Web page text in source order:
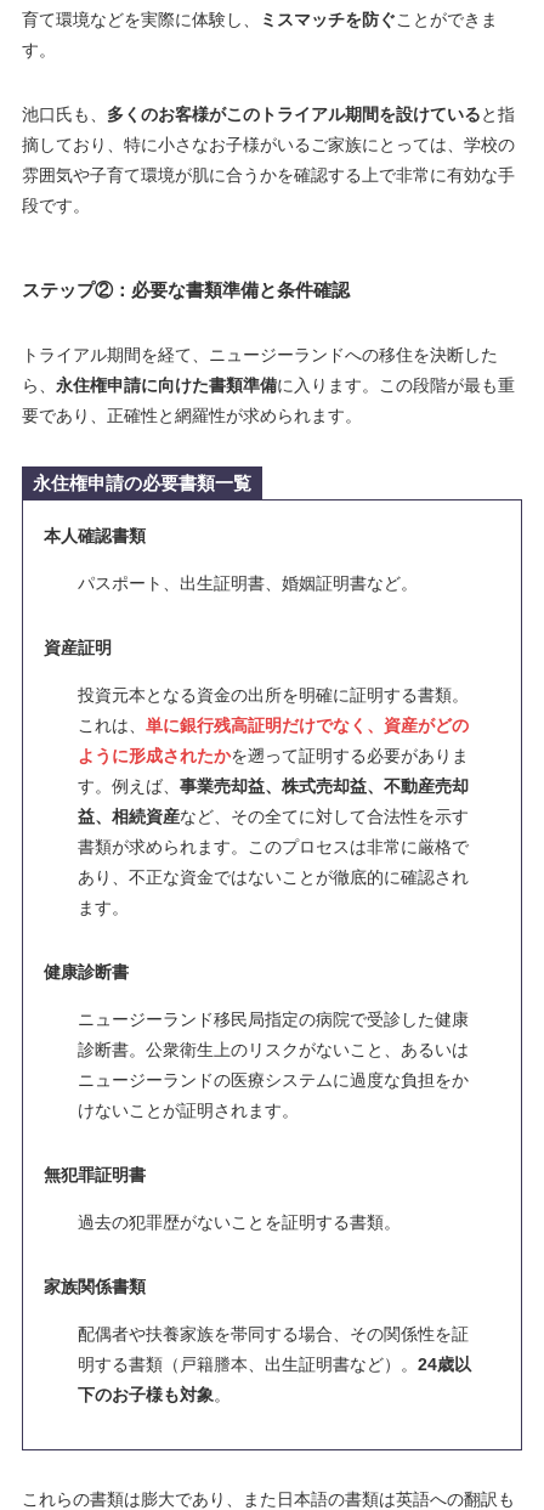
育て環境などを実際に体験し、
ミスマッチを防ぐことができま
す。
池口氏も、 多くのお客様がこのトライアル期間を設けていると指
摘しており、特に小さなお子様がいるご家族にとっては、学校の
雰囲気や子育て環境が肌に合うかを確認する上で非常に有効な手
段です。
ステップ②：必要な書類準備と条件確認
トライアル期間を経て、ニュージーランドへの移住を決断した
ら、 永住権申請に向けた書類準備に入ります。この段階が最も重
要であり、正確性と網羅性が求められます。
永住権申請の必要書類一覧
本人確認書類
パスポート、出生証明書、婚姻証明書など。
資産証明
投資元本となる資金の出所を明確に証明する書類。
これは、単に銀行残高証明だけでなく、資産がどの
ように形成されたかを遡って証明する必要がありま
す。例えば、事業売却益、株式売却益、不動産売却
益、相続資産など、その全てに対して合法性を示す
書類が求められます。このプロセスは非常に厳格で
あり、不正な資金ではないことが徹底的に確認され
ます。
健康診断書
ニュージーランド移民局指定の病院で受診した健康
診断書。公衆衛生上のリスクがないこと、あるいは
ニュージーランドの医療システムに過度な負担をか
けないことが証明されます。
無犯罪証明書
過去の犯罪歴がないことを証明する書類。
家族関係書類
配偶者や扶養家族を帯同する場合、その関係性を証
明する書類（戸籍謄本、出生証明書など）。24歳以
下のお子様も対象。
これらの書類は膨大であり、また日本語の書類は英語への翻訳も